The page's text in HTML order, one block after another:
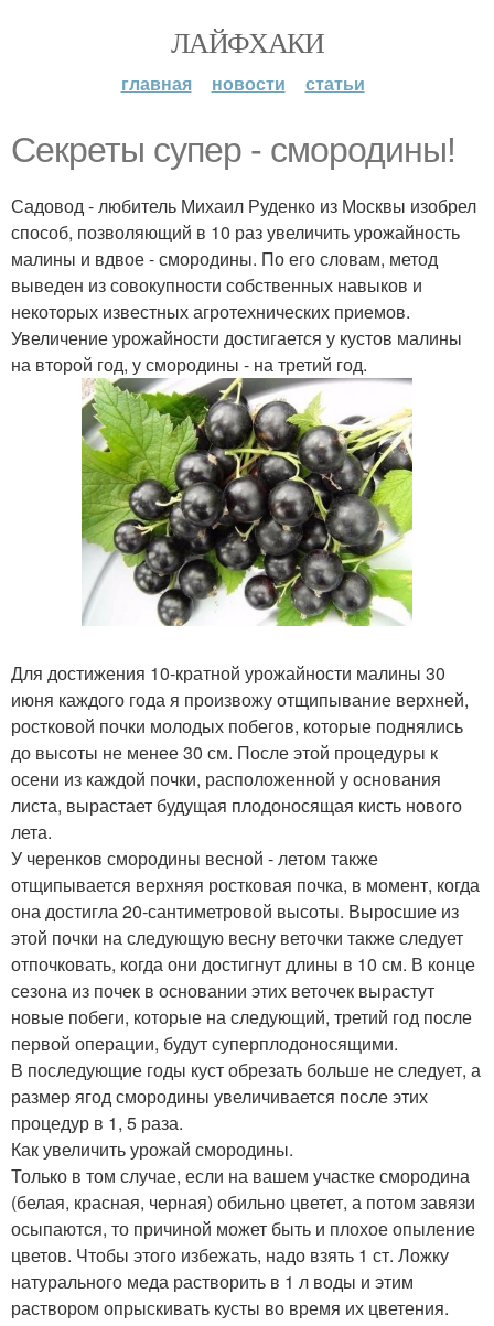
ЛАЙФХАКИ
главная новости статьи
Секреты супер - смородины!
Садовод - любитель Михаил Руденко из Москвы изобрел
способ, позволяющий в 10 раз увеличить урожайность
малины и вдвое - смородины. По его словам, метод
выведен из совокупности собственных навыков и
некоторых известных агротехнических приемов.
Увеличение урожайности достигается у кустов малины
на второй год, у смородины - на третий год.
Для достижения 10-кратной урожайности малины 30
июня каждого года я произвожу отщипывание верхней,
ростковой почки молодых побегов, которые поднялись
до высоты не менее 30 см. После этой процедуры к
осени из каждой почки, расположенной у основания
листа, вырастает будущая плодоносящая кисть нового
лета.
У черенков смородины весной - летом также
отщипывается верхняя ростковая почка, в момент, когда
она достигла 20-сантиметровой высоты. Выросшие из
этой почки на следующую весну веточки также следует
отпочковать, когда они достигнут длины в 10 см. В конце
сезона из почек в основании этих веточек вырастут
новые побеги, которые на следующий, третий год после
первой операции, будут суперплодоносящими.
В последующие годы куст обрезать больше не следует, а
размер ягод смородины увеличивается после этих
процедур в 1, 5 раза.
Как увеличить урожай смородины.
Только в том случае, если на вашем участке смородина
(белая, красная, черная) обильно цветет, а потом завязи
осыпаются, то причиной может быть и плохое опыление
цветов. Чтобы этого избежать, надо взять 1 ст. Ложку
натурального меда растворить в 1 л воды и этим
раствором опрыскивать кусты во время их цветения.